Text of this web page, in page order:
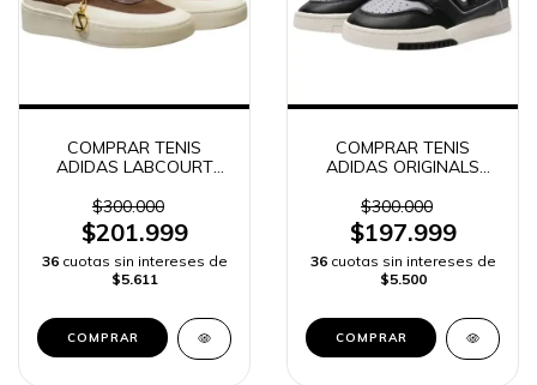
COMPRAR TENIS
ADIDAS LABCOURT
RÁPIDO
$300.000
$201.999
36 cuotas sin intereses de
$5.611
COMPRAR
COMPRAR TENIS
ADIDAS ORIGINALS
ENVÍO RÁPIDO
$300.000
$197.999
36 cuotas sin intereses de
$5.500
COMPRAR